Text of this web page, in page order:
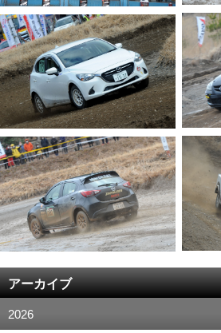
アーカイブ
2026